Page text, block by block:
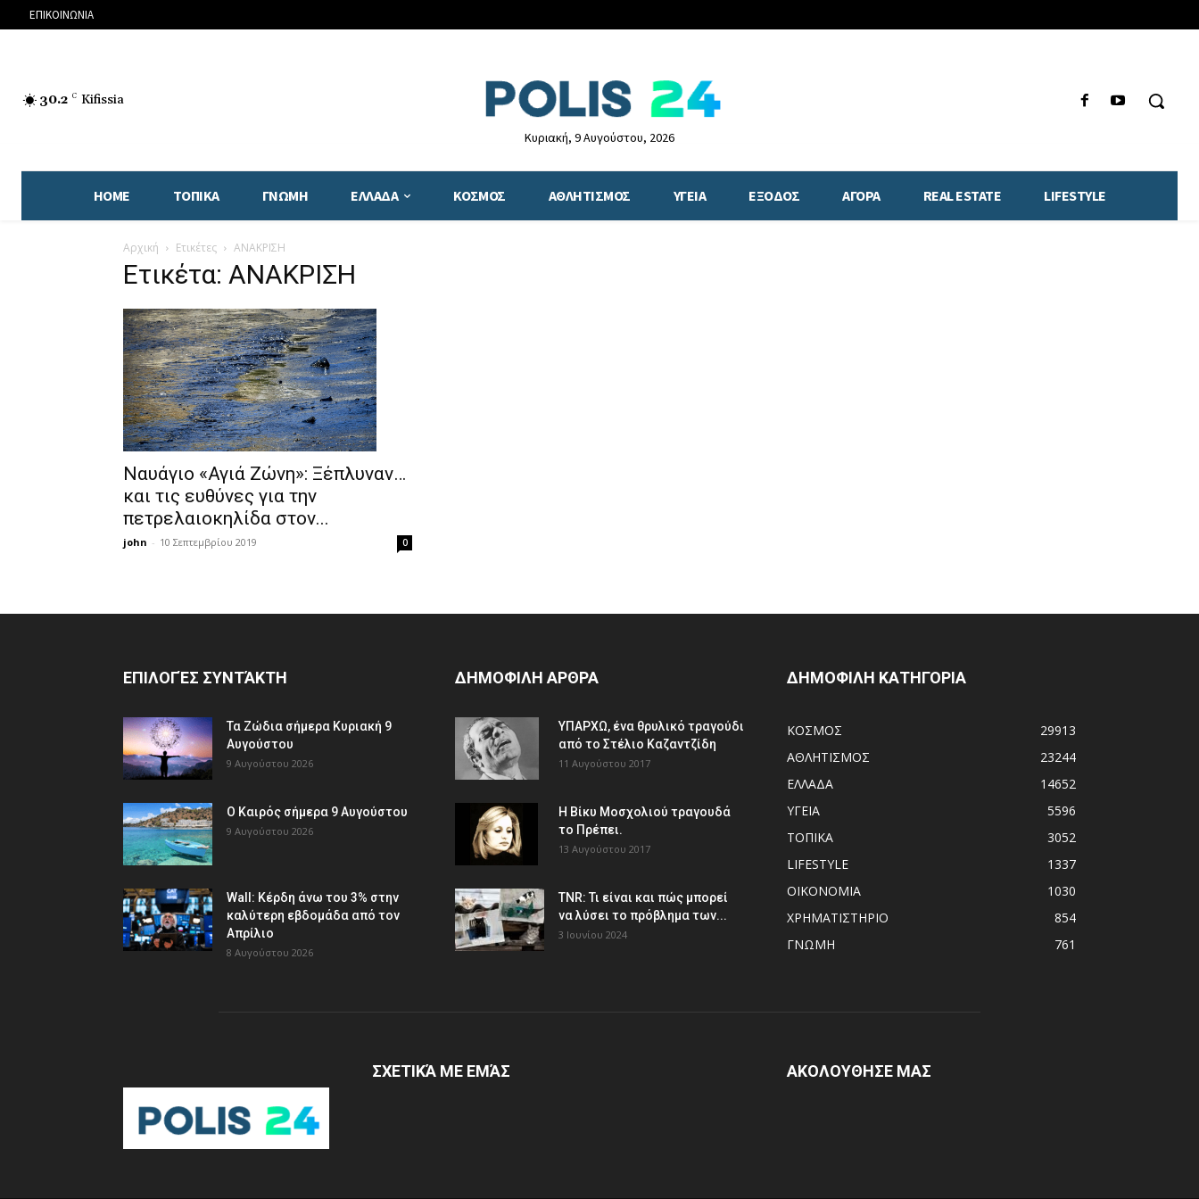
ΕΠΙΚΟΙΝΩΝΙΑ
30.2 C Kifissia
Κυριακή, 9 Αυγούστου, 2026
HOME ΤΟΠΙΚΑ ΓΝΩΜΗ ΕΛΛΑΔΑ ΚΟΣΜΟΣ ΑΘΛΗΤΙΣΜΟΣ ΥΓΕΙΑ ΕΞΟΔΟΣ ΑΓΟΡΑ REAL ESTATE LIFESTYLE
Αρχική Ετικέτες ΑΝΑΚΡΙΣΗ
Ετικέτα: ΑΝΑΚΡΙΣΗ
Ναυάγιο «Αγιά Ζώνη»: Ξέπλυναν…
και τις ευθύνες για την
πετρελαιοκηλίδα στον...
john - 10 Σεπτεμβρίου 2019 0
ΕΠΙΛΟΓΈΣ ΣΥΝΤΆΚΤΗ
Τα Ζώδια σήμερα Κυριακή 9
Αυγούστου
9 Αυγούστου 2026
Ο Καιρός σήμερα 9 Αυγούστου
9 Αυγούστου 2026
Wall: Κέρδη άνω του 3% στην
καλύτερη εβδομάδα από τον
Απρίλιο
8 Αυγούστου 2026
ΔΗΜΟΦΙΛΗ ΑΡΘΡΑ
ΥΠΑΡΧΩ, ένα θρυλικό τραγούδι
από το Στέλιο Καζαντζίδη
11 Αυγούστου 2017
Η Βίκυ Μοσχολιού τραγουδά
το Πρέπει.
13 Αυγούστου 2017
TNR: Τι είναι και πώς μπορεί
να λύσει το πρόβλημα των...
3 Ιουνίου 2024
ΔΗΜΟΦΙΛΗ ΚΑΤΗΓΟΡΙΑ
ΚΟΣΜΟΣ
29913
ΑΘΛΗΤΙΣΜΟΣ
23244
ΕΛΛΑΔΑ
14652
ΥΓΕΙΑ
5596
ΤΟΠΙΚΑ
3052
LIFESTYLE
1337
ΟΙΚΟΝΟΜΙΑ
1030
ΧΡΗΜΑΤΙΣΤΗΡΙΟ
854
ΓΝΩΜΗ
761
ΣΧΕΤΙΚΆ ΜΕ ΕΜΆΣ ΑΚΟΛΟΥΘΗΣΕ ΜΑΣ